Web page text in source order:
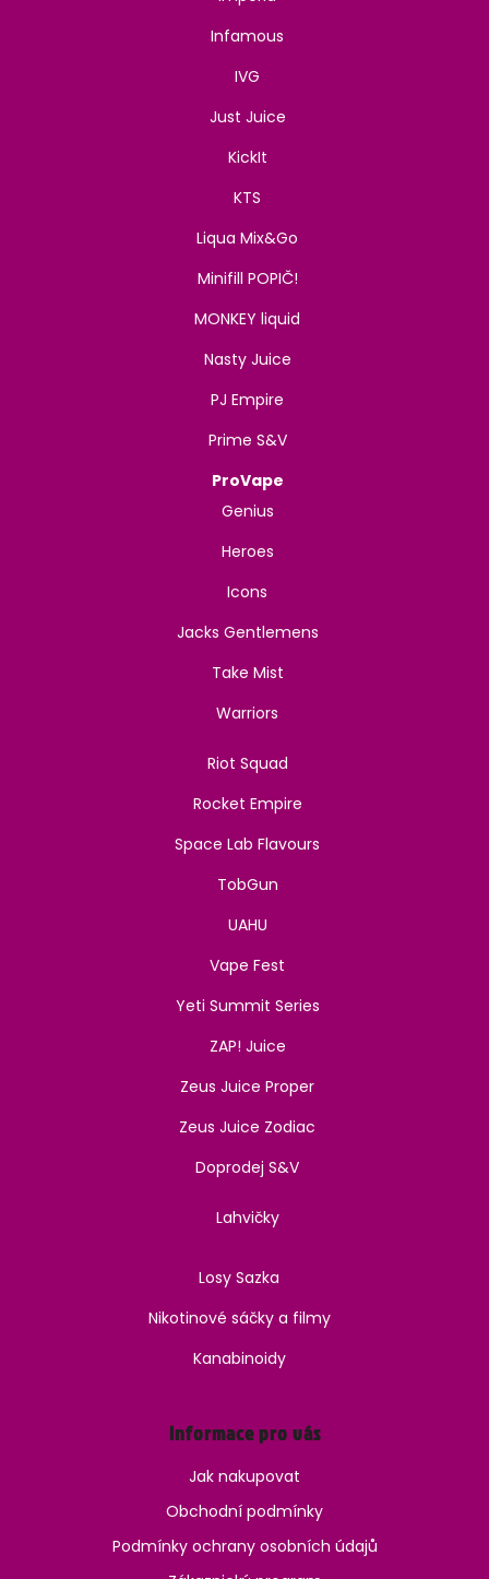
Infamous
IVG
Just Juice
KickIt
KTS
Liqua Mix&Go
Minifill POPIČ!
MONKEY liquid
Nasty Juice
PJ Empire
Prime S&V
ProVape
Genius
Heroes
Icons
Jacks Gentlemens
Take Mist
Warriors
Riot Squad
Rocket Empire
Space Lab Flavours
TobGun
UAHU
Vape Fest
Yeti Summit Series
ZAP! Juice
Zeus Juice Proper
Zeus Juice Zodiac
Doprodej S&V
Lahvičky
Losy Sazka
Nikotinové sáčky a filmy
Kanabinoidy
Informace pro vás
Jak nakupovat
Obchodní podmínky
Podmínky ochrany osobních údajů